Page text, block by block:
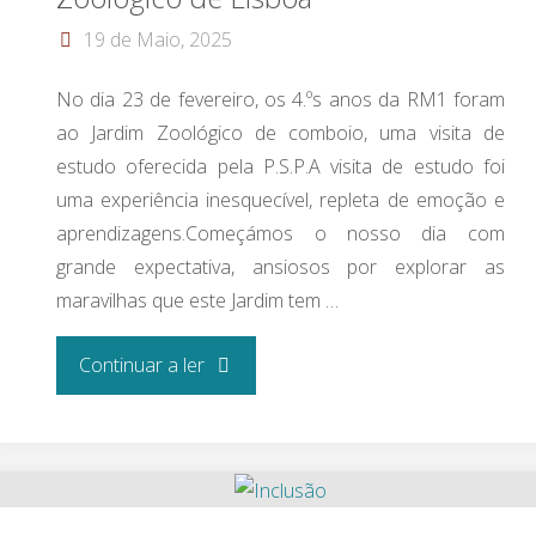
19 de Maio, 2025
No dia 23 de fevereiro, os 4.ºs anos da RM1 foram
ao Jardim Zoológico de comboio, uma visita de
estudo oferecida pela P.S.P.A visita de estudo foi
uma experiência inesquecível, repleta de emoção e
aprendizagens.Começámos o nosso dia com
grande expectativa, ansiosos por explorar as
maravilhas que este Jardim tem …
Continuar a ler"Visita de